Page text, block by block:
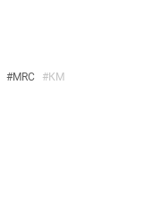
#MRC #КМ